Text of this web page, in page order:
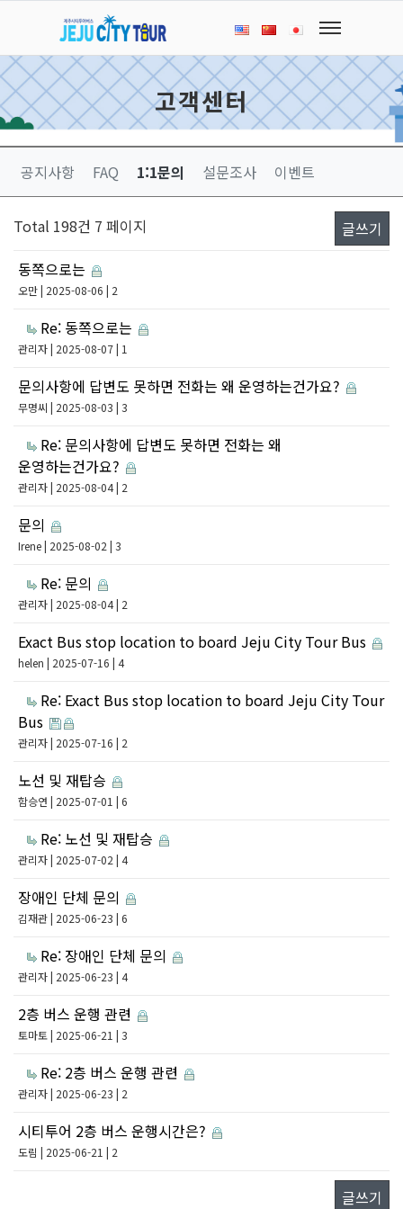
고객센터
공지사항 FAQ 1:1문의 설문조사 이벤트
Total 198건 7 페이지
글쓰기
동쪽으로는
오만| 2025-08-06 | 2
Re: 동쪽으로는
관리자| 2025-08-07 | 1
문의사항에 답변도 못하면 전화는 왜 운영하는건가요?
무명씨 | 2025-08-03 | 3
Re: 문의사항에 답변도 못하면 전화는 왜
운영하는건가요?
관리자| 2025-08-04 | 2
문의
Irene| 2025-08-02 | 3
Re: 문의
관리자| 2025-08-04 | 2
Exact Bus stop location to board Jeju City Tour Bus
helen | 2025-07-16 | 4
Re: Exact Bus stop location to board Jeju City Tour
Bus
관리자| 2025-07-16 | 2
노선 및 재탑승
함승연 | 2025-07-01 | 6
Re: 노선 및 재탑승
관리자| 2025-07-02 | 4
장애인 단체 문의
김재관| 2025-06-23 | 6
Re: 장애인 단체 문의
관리자| 2025-06-23 | 4
2층 버스 운행 관련
토마토| 2025-06-21 | 3
Re: 2층 버스 운행 관련
관리자| 2025-06-23 | 2
시티투어 2층 버스 운행시간은?
도림 | 2025-06-21 | 2
글쓰기